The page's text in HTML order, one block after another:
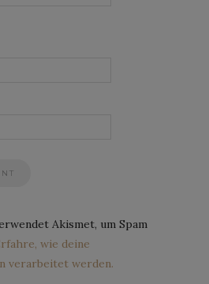
Akismet, um Spam
wie deine
verarbeitet werden.